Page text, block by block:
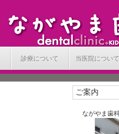
診療について 当医院について
ご案内
ながやま歯